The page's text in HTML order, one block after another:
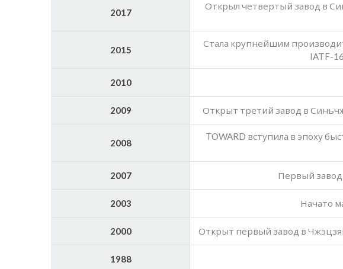
2017
Открыл четвертый завод в
2015
Стала крупнейшим
IATF-
2010
2009 Открыт третий завод в
2008
TOWARD вступила в эпоху
2007 Первый завод
2003 Начато
2000 Открыт первый завод в
1988